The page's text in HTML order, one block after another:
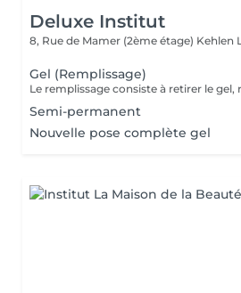
Deluxe Institut
8, Rue de Mamer (2ème étage) Kehlen
Gel (Remplissage)
Semi-permanent
Nouvelle pose complète gel